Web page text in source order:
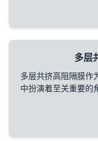
多层
多层共挤高阻隔膜作
中扮演着至关重要的